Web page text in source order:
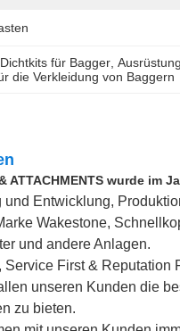
für Bagger ,
die Verkleidung von Baggern
ATTACHMENTS wurde im
und Entwicklung,
Wakestone,
und andere Anlagen.
First & Reputation
unseren Kunden die
zu bieten.